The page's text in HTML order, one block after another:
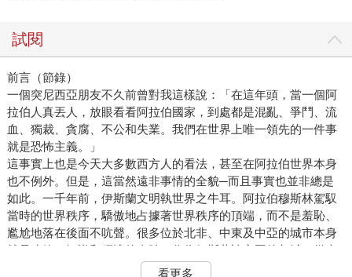
試閱
前言（節錄）
一個突尼西亞朋友不久前曾對我這樣說：「在這年頭，當一個阿
拉伯人真丟人，放眼看看阿拉伯國家，到處都是混亂、爭鬥、流
血、獨裁、貪腐、不公和失業。我們在世界上唯一領先的一件事
就是恐怖主義。」
這事實上也是今天大多數西方人的看法，甚至在阿拉伯世界本身
也不例外。但是，這當然遠非事情的全貌─而且事實也並非總是
如此。一千年前，伊斯蘭文明執世界之牛耳。阿拉伯穆斯林駕馭
當時的世界秩序，驕傲地占據著世界秩序的頂端，而不是羞恥、
尷尬地落在後面不吭聲。很多位於北非、中東及中亞的城市本身
就是建築、智識和經濟的奇蹟。作為伊斯蘭諸帝國的都城，從大
馬士革、巴格達和哥多華（Cordoba），到開羅、法斯（Fez，阿
看更多